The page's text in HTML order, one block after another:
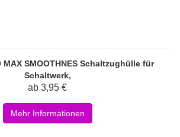
MAX SMOOTHNES Schaltzughülle für
Schaltwerk,
ab 3,95 €
Mehr Informationen